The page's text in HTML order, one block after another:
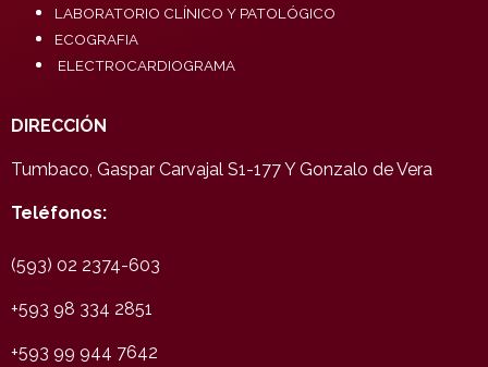
LABORATORIO CLÍNICO Y PATOLÓGICO
ECOGRAFIA
ELECTROCARDIOGRAMA
DIRECCIÓN
Tumbaco, Gaspar Carvajal S1-177 Y Gonzalo de Vera
Teléfonos:
(593) 02 2374-603
+593 98 334 2851
+593 99 944 7642